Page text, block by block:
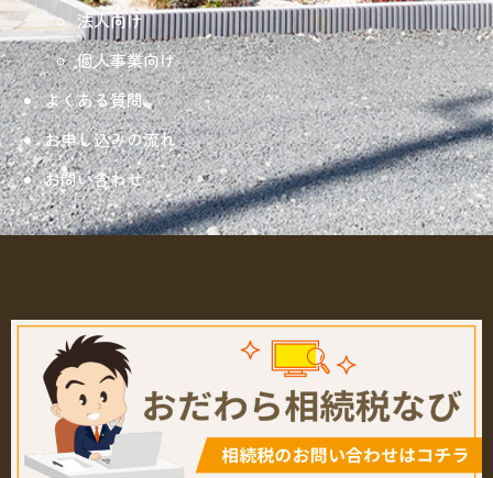
法人向け
個人事業向け
よくある質問
お申し込みの流れ
お問い合わせ